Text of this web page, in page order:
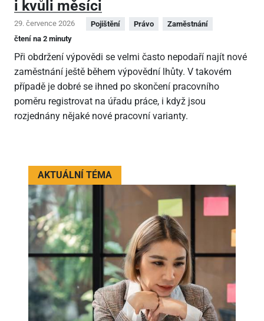
i kvůli měsíci
29. července 2026 Pojištění Právo
Zaměstnání
čtení na 2 minuty
Při obdržení výpovědi se velmi často nepodaří najít nové
zaměstnání ještě během výpovědní lhůty. V takovém
případě je dobré se ihned po skončení pracovního
poměru registrovat na úřadu práce, i když jsou
rozjednány nějaké nové pracovní varianty.
AKTUÁLNÍ TÉMA